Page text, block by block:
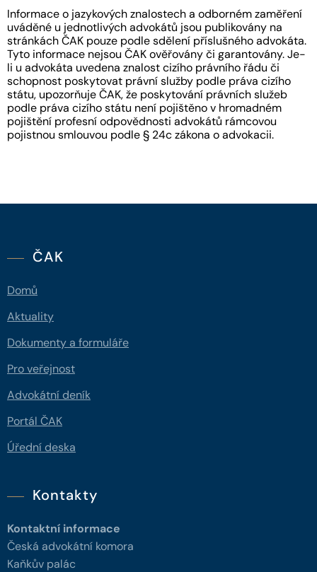
Informace o jazykových znalostech a odborném zaměření
uváděné u jednotlivých advokátů jsou publikovány na
stránkách ČAK pouze podle sdělení příslušného advokáta.
Tyto informace nejsou ČAK ověřovány či garantovány. Je-
li u advokáta uvedena znalost cizího právního řádu či
schopnost poskytovat právní služby podle práva cizího
státu, upozorňuje ČAK, že poskytování právních služeb
podle práva cizího státu není pojištěno v hromadném
pojištění profesní odpovědnosti advokátů rámcovou
pojistnou smlouvou podle § 24c zákona o advokacii.
ČAK
Domů
Aktuality
Dokumenty a formuláře
Pro veřejnost
Advokátní deník
Portál ČAK
Úřední deska
Kontakty
Kontaktní informace
Česká advokátní komora
Kaňkův palác